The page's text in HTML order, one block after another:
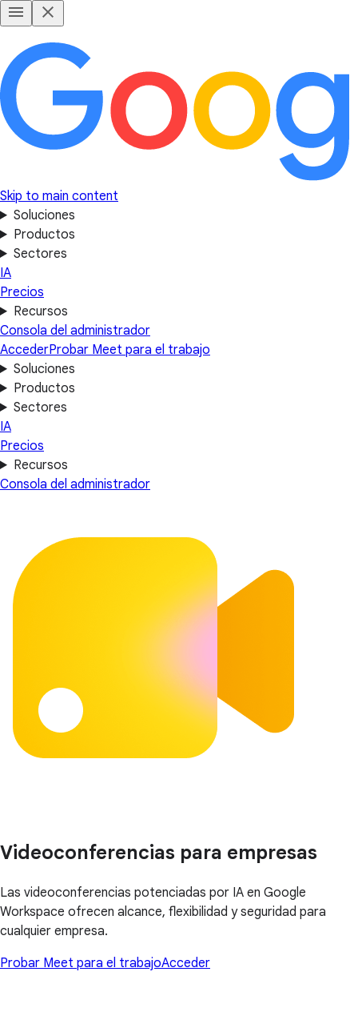
Skip to main content
Soluciones
Productos
Sectores
IA
Precios
Recursos
Consola del administrador
AccederProbar Meet para el trabajo
Soluciones
Productos
Sectores
IA
Precios
Recursos
Consola del administrador
Videoconferencias para empresas
Las videoconferencias potenciadas por IA en Google
Workspace ofrecen alcance, flexibilidad y seguridad para
cualquier empresa.
Probar Meet para el trabajoAcceder